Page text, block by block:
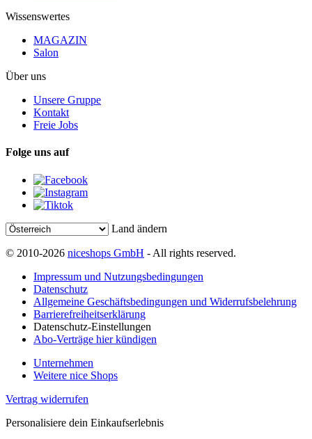
Wissenswertes
MAGAZIN
Salon
Über uns
Unsere Gruppe
Kontakt
Freie Jobs
Folge uns auf
Land ändern
© 2010-2026 niceshops GmbH - All rights reserved.
Impressum und Nutzungsbedingungen
Datenschutz
Allgemeine Geschäftsbedingungen und Widerrufsbelehrung
Barrierefreiheitserklärung
Datenschutz-Einstellungen
Abo-Verträge hier kündigen
Unternehmen
Weitere nice Shops
Vertrag widerrufen
Personalisiere dein Einkaufserlebnis